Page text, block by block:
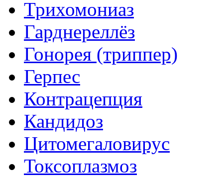
Трихомониаз
Гарднереллёз
Гонорея (триппер)
Герпес
Контрацепция
Кандидоз
Цитомегаловирус
Токсоплазмоз